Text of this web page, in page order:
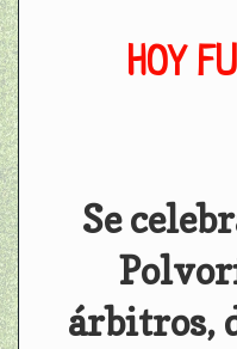
HOY
Se
árbitros,